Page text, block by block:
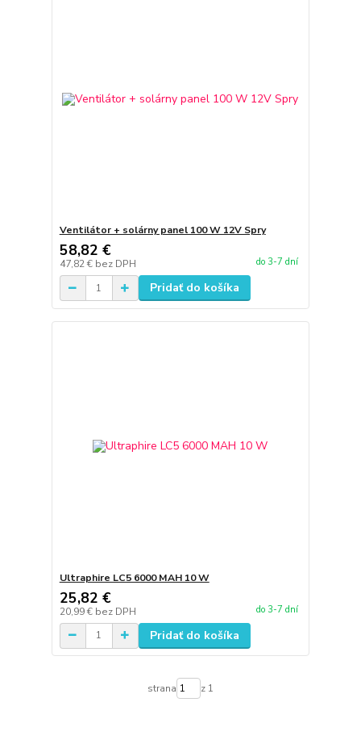
Ventilátor + solárny panel 100 W 12V Spry
58,82 €
47,82 € bez DPH do 3-7 dní
Pridať do košíka
Ultraphire LC5 6000 MAH 10 W
25,82 €
20,99 € bez DPH do 3-7 dní
Pridať do košíka
strana z 1